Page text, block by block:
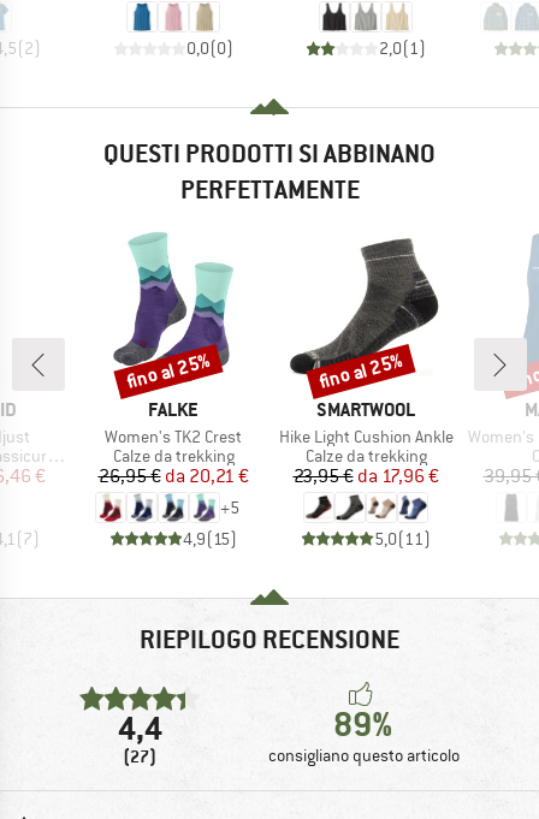
(2) 0,0(0) 2,0( 1)
QUESTI PRODOTTI SI ABBINANO
PERFETTAMENTE
ridotto
€
(7)
MARCHIO
FALKE
Articolo
Women's TK2 Crest
Gruppo di prodotti
Calze da trekking
Prezzo
26,95 € Prezzo ridotto
da 20,21 €
+5
4,9(15)
Sconto
fino al 25%
MARCHIO
SMARTWOOL
Articolo
Hike Light Cushion Ankle
Gruppo di prodotti
Calze da trekking
Prezzo
23,95 € Prezzo ridotto
da 17,96 €
5,0(11 )
Sconto
fino al 25%
Articolo
Women's
39,95
RIEPILOGO RECENSIONE
4,4
(27)
89%
consigliano questo articolo